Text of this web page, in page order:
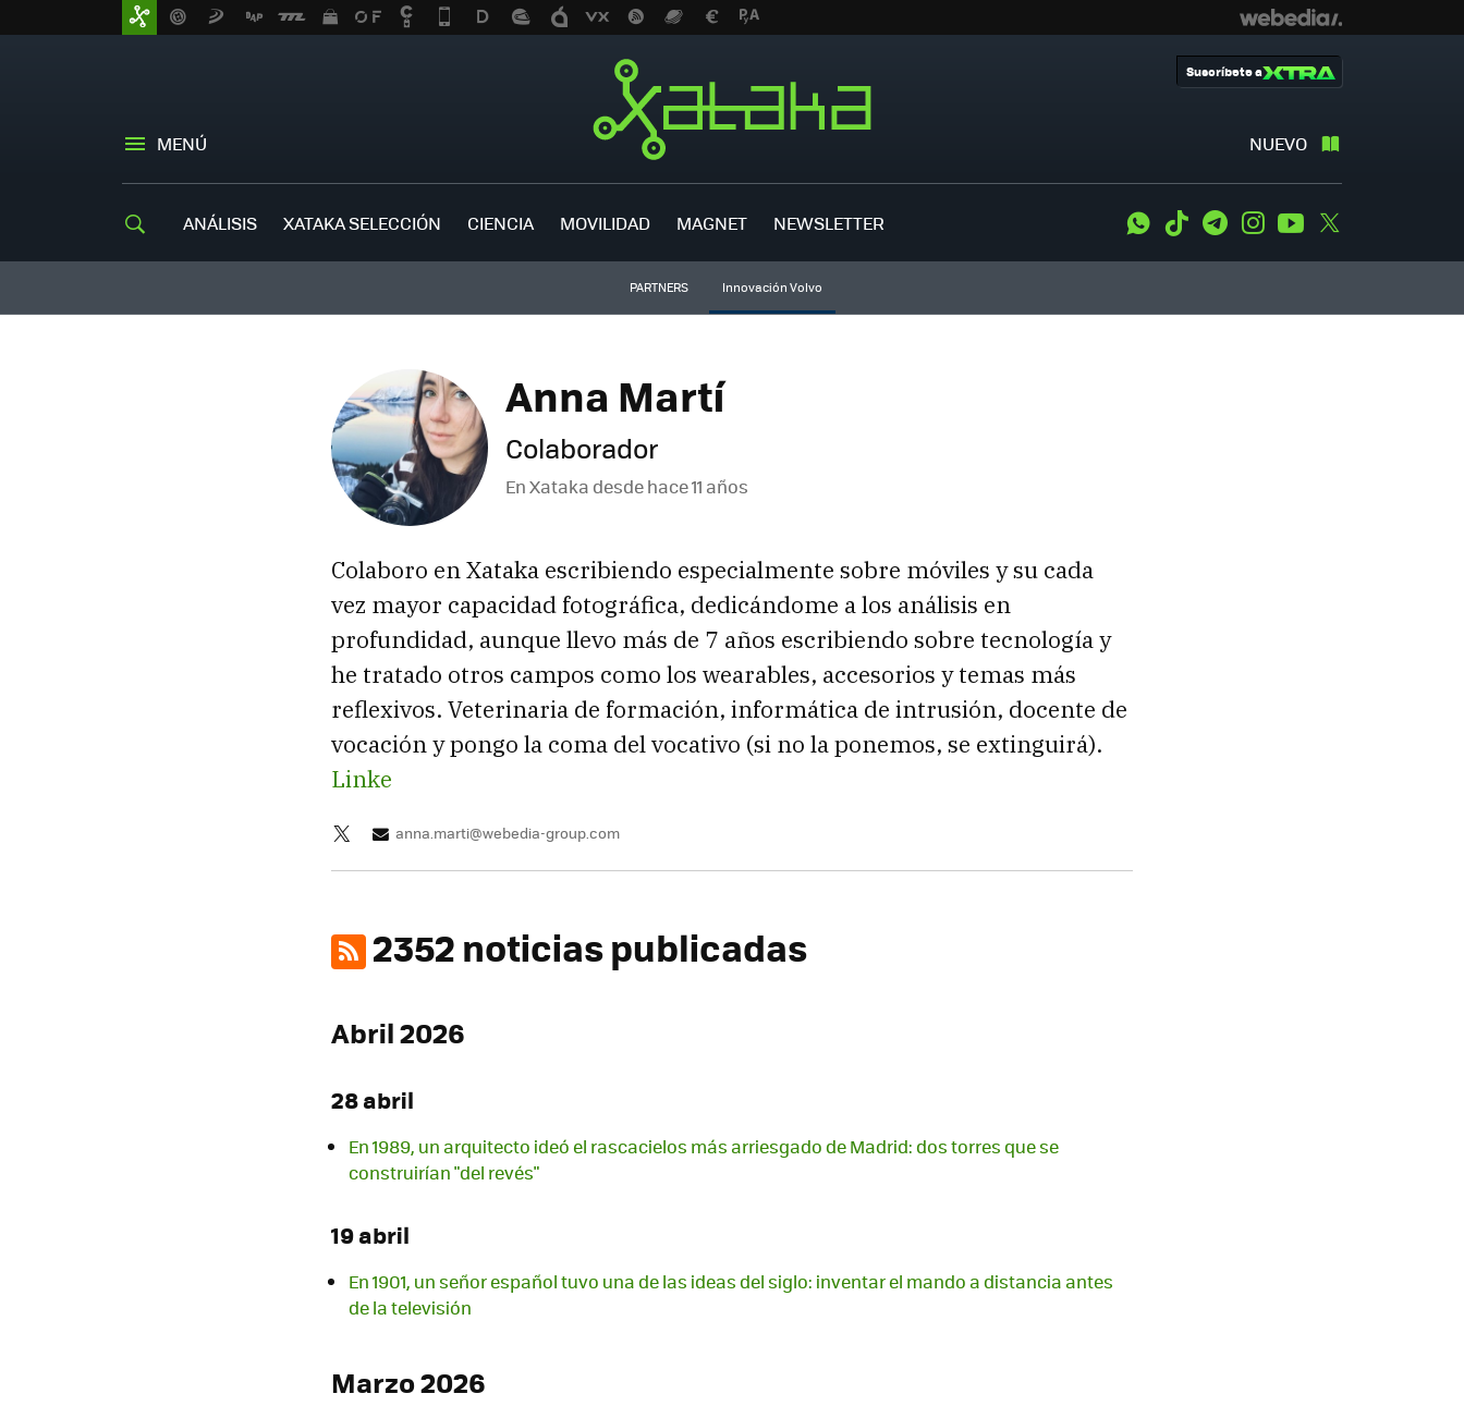
MENÚ NUEVO
Suscríbete a
ANÁLISIS XATAKA SELECCIÓN CIENCIA MOVILIDAD MAGNET NEWSLETTER WhatsApp
Tiktok TelegramInstagramYoutube
PARTNERS Innovación Volvo
Anna Martí
Colaborador
En Xataka desdehace 11 años
Colaboro en Xataka escribiendo especialmente sobre móviles y su cada
vez mayor capacidad fotográfica, dedicándome a los análisis en
profundidad, aunque llevo más de 7 años escribiendo sobre tecnología y
he tratado otros campos como los wearables, accesorios y temas más
reflexivos. Veterinaria de formación, informática de intrusión, docente de
vocación y pongo la coma del vocativo (si no la ponemos, se extinguirá).
Linke
anna.marti@webedia-group.com
2352 noticias publicadas
Abril 2026
28 abril
En 1989, un arquitecto ideó el rascacielos más arriesgado de Madrid: dos torres que se
construirían "del revés"
19 abril
En 1901, un señor español tuvo una de las ideas del siglo: inventar el mando a distancia antes
de la televisión
Marzo 2026